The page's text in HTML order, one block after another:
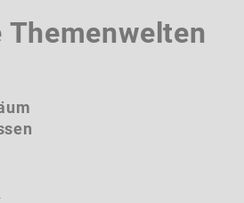
Themenwelten